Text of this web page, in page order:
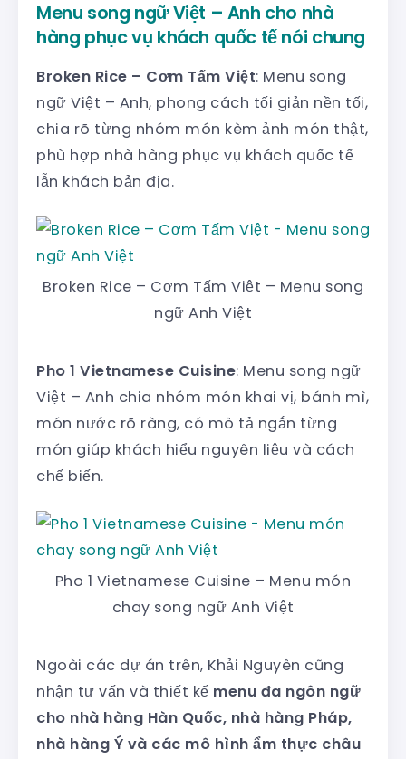
Menu song ngữ Việt – Anh cho nhà
hàng phục vụ khách quốc tế nói chung
Broken Rice – Cơm Tấm Việt: Menu song
ngữ Việt – Anh, phong cách tối giản nền tối,
chia rõ từng nhóm món kèm ảnh món thật,
phù hợp nhà hàng phục vụ khách quốc tế
lẫn khách bản địa.
Broken Rice – Cơm Tấm Việt – Menu song
ngữ Anh Việt
Pho 1 Vietnamese Cuisine: Menu song ngữ
Việt – Anh chia nhóm món khai vị, bánh mì,
món nước rõ ràng, có mô tả ngắn từng
món giúp khách hiểu nguyên liệu và cách
chế biến.
Pho 1 Vietnamese Cuisine – Menu món
chay song ngữ Anh Việt
Ngoài các dự án trên, Khải Nguyên cũng
nhận tư vấn và thiết kế menu đa ngôn ngữ
cho nhà hàng Hàn Quốc, nhà hàng Pháp,
nhà hàng Ý và các mô hình ẩm thực châu